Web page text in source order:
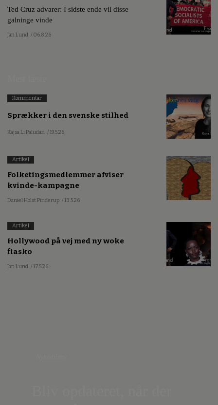
Ted Cruz advarer: I sidste ende vil disse
galninge vinde
Jan Lund / 06.8.26
Kommentar
Sprækker i den svenske stilhed
Kajsa Li Paludan / 19.5.26
Artikel
Folketingsmedlemmer afviser
kvinde-kampagne
Daniel Holst Pinderup / 13.5.26
Artikel
Hollywood på vej med ny woke
fiasko
Jan Lund / 17.5.26